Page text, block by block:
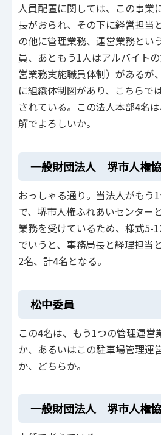
人員配置に関しては、この事業
長がおられ、その下に経営担当
の他に管理業務、運営業務とい
員、あともう1人はアルバイト
営業務実施職員体制）があるが
に組織体制図があり、こちらで
されている。この法人本部4名
解でよろしいか。
一般財団法人 堺市人権
おっしゃる通り。当法人がもう
で、堺市人権ふれあいセンター
業務を受けているため、様式5-
でいうと、事務局長と経理担当
2名、計4名となる。
松中委員
この4名は、もう1つの管理運営
か、あるいはこの駐車場管理運
か、どちらか。
一般財団法人 堺市人権